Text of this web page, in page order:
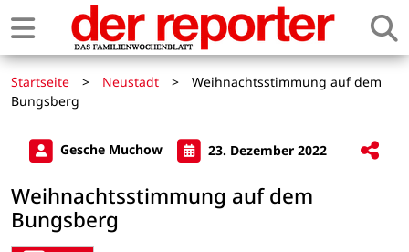
Startseite > Neustadt >
Weihnachtsstimmung auf dem
Bungsberg
Gesche Muchow 23. Dezember 2022
Weihnachtsstimmung auf dem
Bungsberg